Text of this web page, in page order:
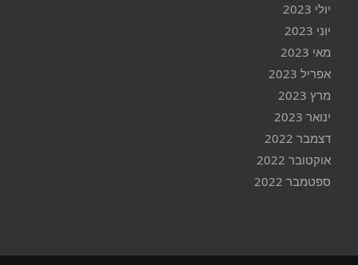
יולי 2023
יוני 2023
מאי 2023
אפריל 2023
מרץ 2023
ינואר 2023
דצמבר 2022
אוקטובר 2022
ספטמבר 2022